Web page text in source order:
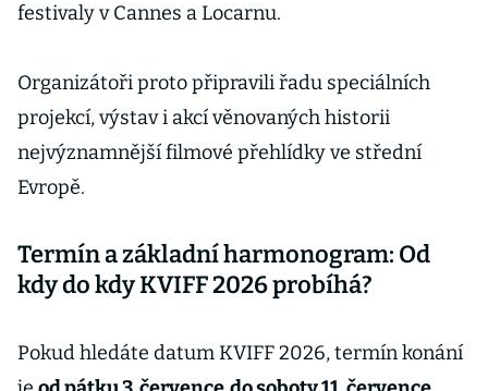
festivaly v Cannes a Locarnu.
Organizátoři proto připravili řadu speciálních
projekcí, výstav i akcí věnovaných historii
nejvýznamnější filmové přehlídky ve střední
Evropě.
Termín a základní harmonogram: Od
kdy do kdy KVIFF 2026 probíhá?
Pokud hledáte datum KVIFF 2026, termín konání